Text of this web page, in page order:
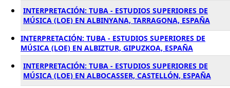
INTERPRETACIÓN: TUBA - ESTUDIOS SUPERIORES DE
MÚSICA (LOE) EN ALBINYANA, TARRAGONA, ESPAÑA
INTERPRETACIÓN: TUBA - ESTUDIOS SUPERIORES DE
MÚSICA (LOE) EN ALBIZTUR, GIPUZKOA, ESPAÑA
INTERPRETACIÓN: TUBA - ESTUDIOS SUPERIORES DE
MÚSICA (LOE) EN ALBOCASSER, CASTELLÓN, ESPAÑA